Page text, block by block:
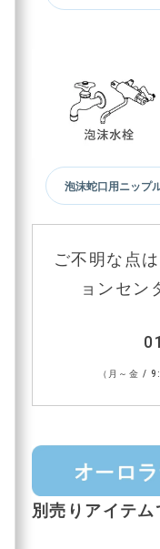
泡沫蛇口用ニップ
ご不明な点
ョンセン
（月～金 /
別売りアイテ